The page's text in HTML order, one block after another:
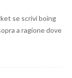
se scrivi boing
a ragione dove